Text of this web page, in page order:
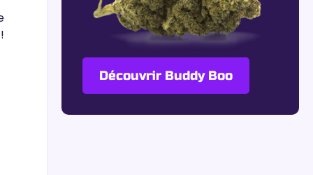
Découvrir Buddy Boo